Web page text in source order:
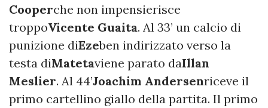
Cooperche non impensierisce
troppoVicente Guaita. Al 33’ un calcio di
punizione diEzeben indirizzato verso la
testa diMatetaviene parato daIllan
Meslier. Al 44’Joachim Andersenriceve il
primo cartellino giallo della partita. Il primo